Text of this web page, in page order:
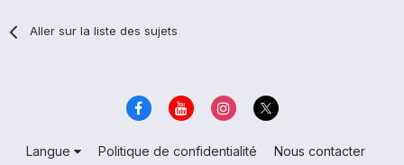
Aller sur la liste des sujets
Langue Politique de confidentialité
Nous contacter